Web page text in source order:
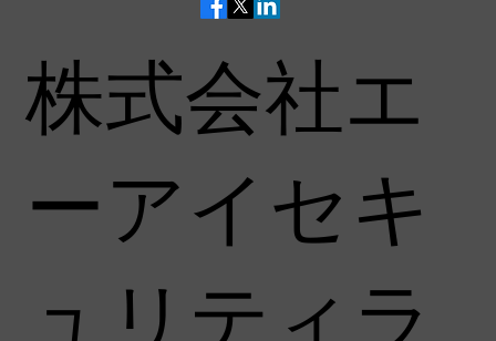
株式会社エ
ーアイセキ
ュリティラ